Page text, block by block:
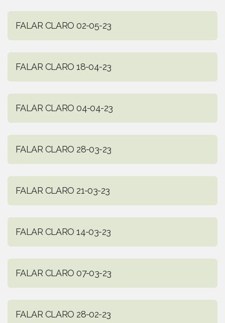
FALAR CLARO 02-05-23
FALAR CLARO 18-04-23
FALAR CLARO 04-04-23
FALAR CLARO 28-03-23
FALAR CLARO 21-03-23
FALAR CLARO 14-03-23
FALAR CLARO 07-03-23
FALAR CLARO 28-02-23